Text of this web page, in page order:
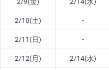
2/10(土) -
2/11(日) -
2/12(月) 2/14(水)